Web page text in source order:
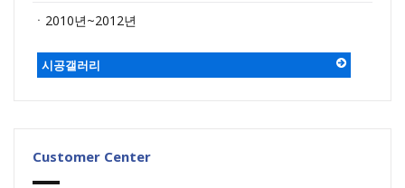
ㆍ2010년~2012년
시공갤러리
Customer Center